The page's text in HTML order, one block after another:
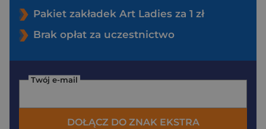
Pakiet zakładek Art Ladies za 1 zł
Brak opłat za uczestnictwo
Twój e-mail
DOŁĄCZ DO ZNAK EKSTRA